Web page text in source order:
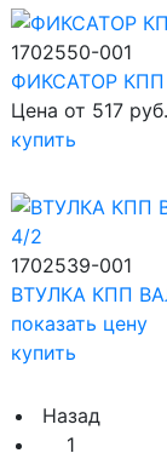
1702550-001
ФИКСАТОР КПП
Цена от 517 руб.
купить
1702539-001
ВТУЛКА КПП
показать цену
купить
Назад
1